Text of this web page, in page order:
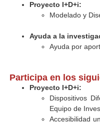
Proyecto I+D+i:
Modelado y
Ayuda a la
Ayuda por
Participa en los
Proyecto I+D+i:
Dispositivos
Equipo de
Accesibilidad